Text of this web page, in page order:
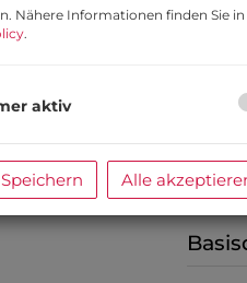
Nähere Informationen finden Sie in
.
aktiv
Speichern Alle